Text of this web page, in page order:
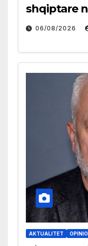
shqiptare
06/08/2026
AKTUALITET